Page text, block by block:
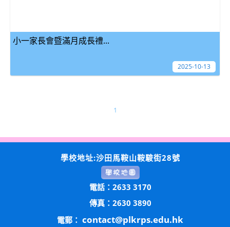
小一家長會暨滿月成長禮...
2025-10-13
1
學校地址:沙田馬鞍山鞍駿街28號
電話：2633 3170
傳真：2630 3890
電郵： contact@plkrps.edu.hk